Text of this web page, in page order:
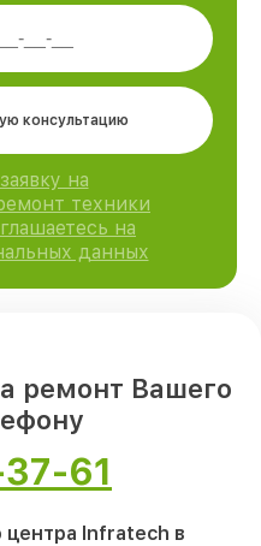
консультацию
на
техники
на
данных
ремонт Вашего
61
Infratech в